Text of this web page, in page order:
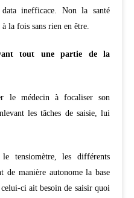
inefficace. Non la santé
la fois sans rien en être.
tout une partie de la
le médecin à focaliser son
les tâches de saisie, lui
tensiomètre, les différents
de manière autonome la base
celui-ci ait besoin de saisir quoi